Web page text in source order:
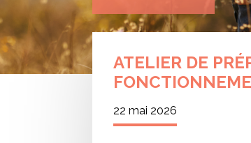
ATELIER DE
22 mai 2026